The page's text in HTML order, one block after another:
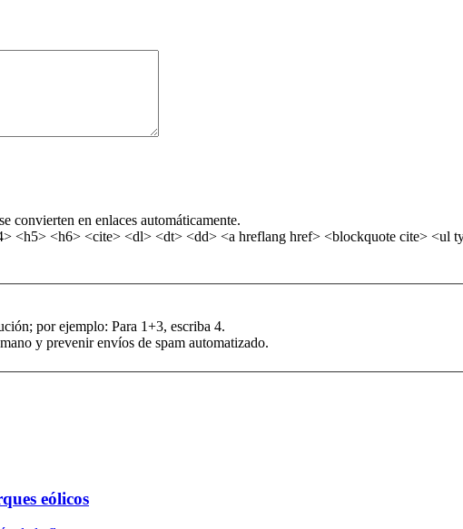
convierten en enlaces automáticamente.
<h5> <h6> <cite> <dl> <dt> <dd> <a hreflang href> <blockquote cite> <ul
por ejemplo: Para 1+3, escriba 4.
y prevenir envíos de spam automatizado.
eólicos